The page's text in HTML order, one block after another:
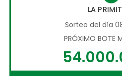
LA
Sorteo del día
PRÓXIMO BOTE